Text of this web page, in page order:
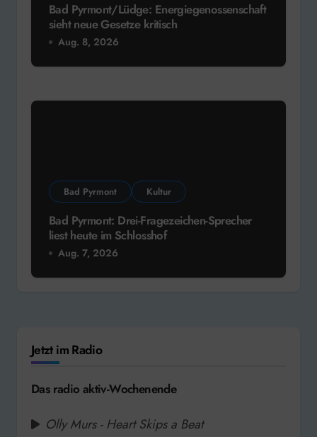
Bad Pyrmont/Lüdge: Energiegenossenschaft
sieht neue Gesetze kritisch
Aug. 8, 2026
Bad Pyrmont Kultur
Bad Pyrmont: Drei-Fragezeichen-Sprecher
liest heute im Schlosshof
Aug. 7, 2026
Jetzt im Radio
Das radio aktiv-Wochenende
Olly Murs - Heart Skips a Beat